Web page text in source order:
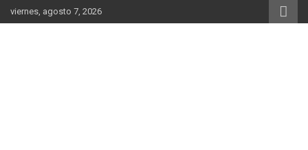
Saltar
al
viernes, agosto 7, 2026